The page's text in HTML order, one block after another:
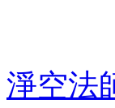
淨空法